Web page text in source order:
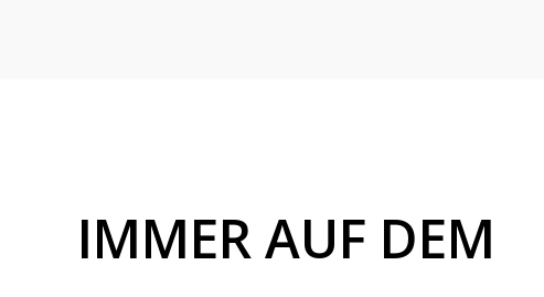
IMMER AUF DEM